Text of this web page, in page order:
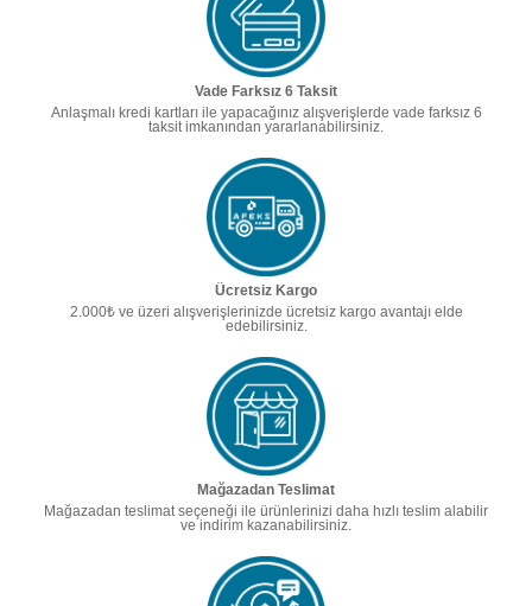
Vade Farksız 6 Taksit
Anlaşmalı kredi kartları ile yapacağınız alışverişlerde vade farksız 6
taksit imkanından yararlanabilirsiniz.
Ücretsiz Kargo
2.000₺ ve üzeri alışverişlerinizde ücretsiz kargo avantajı elde
edebilirsiniz.
Mağazadan Teslimat
Mağazadan teslimat seçeneği ile ürünlerinizi daha hızlı teslim alabilir
ve indirim kazanabilirsiniz.